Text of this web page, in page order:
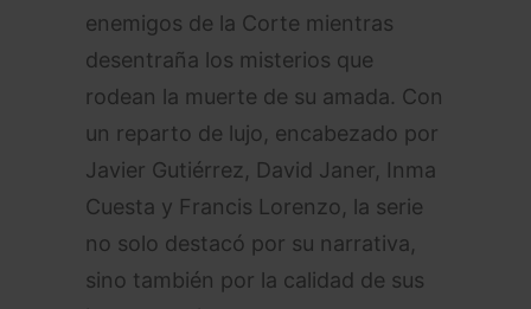
enemigos de la Corte mientras
desentraña los misterios que
rodean la muerte de su amada. Con
un reparto de lujo, encabezado por
Javier Gutiérrez, David Janer, Inma
Cuesta y Francis Lorenzo, la serie
no solo destacó por su narrativa,
sino también por la calidad de sus